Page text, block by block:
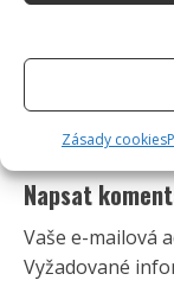
Zásady cookies
Napsat
Vaše e-mailová
Vyžadované